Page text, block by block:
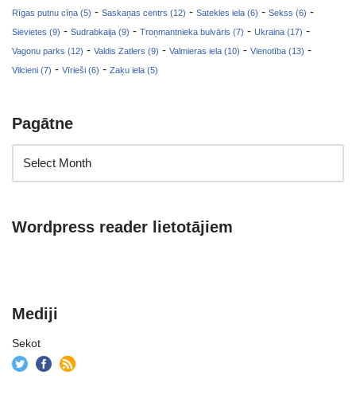
Rīgas putnu cīņa (5) - Saskaņas centrs (12) - Satekles iela (6) - Sekss (6) -
Sievietes (9) - Sudrabkaija (9) - Troņmantnieka bulvāris (7) - Ukraina (17) -
Vagonu parks (12) - Valdis Zatlers (9) - Valmieras iela (10) - Vienotība (13) -
Vilcieni (7) - Vīrieši (6) - Zaķu iela (5)
Pagātne
Wordpress reader lietotājiem
Mediji
Sekot